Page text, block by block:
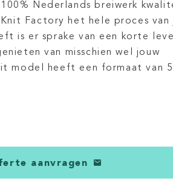
Nederlands breiwerk
Factory het hele proces van
is er sprake van een korte
van misschien wel jouw
model heeft een formaat van
aanvragen